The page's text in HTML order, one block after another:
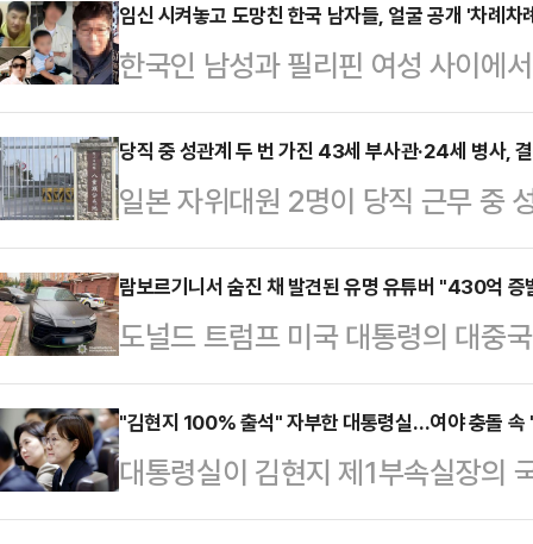
변씨는 지난 2023년 6월2일 지인
도 프놈펜 인근 칸달주의 한 공사장
태로 발견됐다.캄보디아 현지 경찰
체포했다. 이들은 변씨가 자신들이
던 중 발작을 일으켜 사망했으며 이
지만 시신 발견 …
임신 시켜놓고 도망친 한국 남자들, 얼굴 공개 '차례차
한국인 남성과 필리핀 여성 사이에
(Kopino)'와 그들의 아버지로 지목
민단체 '양육비를 해결하는 사람들
지난 25일 자신의 소셜미디어
개하며 이들의 소재 파악, 친자 확
고 밝혔다.그는 "2014년에 출생한
있다"면서 한 남성이 코피노 자녀
활동가는 지난…
당직 중 성관계 두 번 가진 43세 부사관·24세 병사,
일본 자위대원 2명이 당직 근무 중
받게 됐다.22일 오키나와타임즈
부사관 A(43·남)씨와 병사 B(24·
내렸다.제15고사특과연대 소속인
4일 당직 근무 중 부대에서 성관계
부대에 스스로 신고하면서 드러났
고 반성의 뜻을 나타내고 있다"고
람보르기니서 숨진 채 발견된 유명 유튜버 "430억 증
도널드 트럼프 미국 대통령의 대중
데 우크라이나에서 활동한 유명 암
14일(현지시간) 글로벌 블록체인
이나 경찰은 콘스탄틴 갈리치(32)
르기니 차량 안에서 머리에 총상을
"김현지 100% 출석" 자부한 대통령실…여야 충돌 속
대통령실이 김현지 제1부속실장의
다는 입장을 고수하고 있다. 사실상